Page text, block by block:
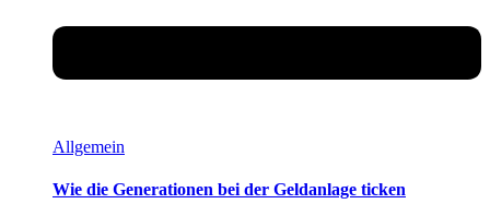
Allgemein
Wie die Generationen bei der Geldanlage ticken